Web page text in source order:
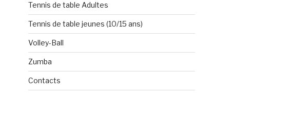
Tennis de table Adultes
Tennis de table jeunes (10/15 ans)
Volley-Ball
Zumba
Contacts